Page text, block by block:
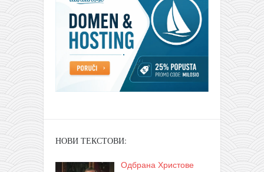
НОВИ ТЕКСТОВИ:
Одбрана Христове